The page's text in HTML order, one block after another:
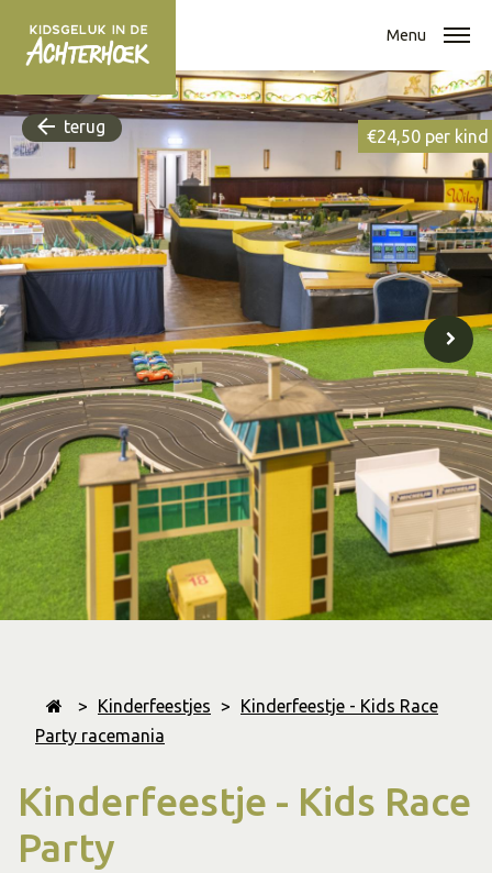
Menu
€24,50 per kind
terug
> Kinderfeestjes >
Kinderfeestje - Kids Race
Party racemania
Kinderfeestje - Kids Race
Party